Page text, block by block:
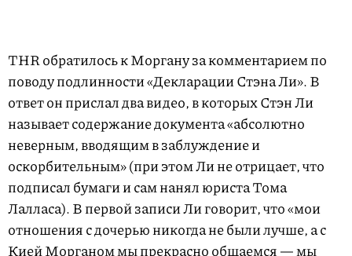
THR обратилось к Моргану за комментарием по
поводу подлинности «Декларации Стэна Ли». В
ответ он прислал два видео, в которых Стэн Ли
называет содержание документа «абсолютно
неверным, вводящим в заблуждение и
оскорбительным» (при этом Ли не отрицает, что
подписал бумаги и сам нанял юриста Тома
Лалласа). В первой записи Ли говорит, что «мои
отношения с дочерью никогда не были лучше, а с
Кией Морганом мы прекрасно общаемся — мы